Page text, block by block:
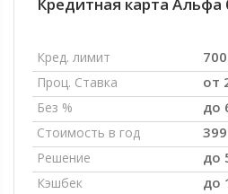
Кред. лимит
Проц. Ставка от
Без % до
Стоимость в год
Решение до
Кэшбек до